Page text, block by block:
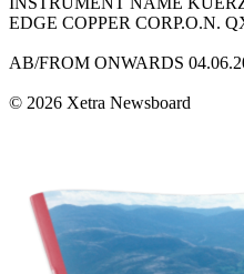
EDGE COPPER CORP.O.N.
AB/FROM ONWARDS
© 2026 Xetra Newsboard